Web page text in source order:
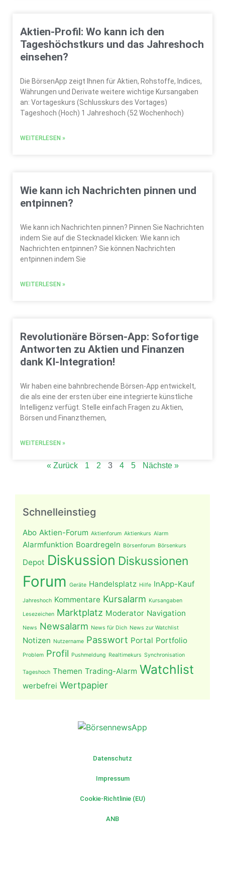
Aktien-Profil: Wo kann ich den
Tageshöchstkurs und das Jahreshoch
einsehen?
Die BörsenApp zeigt Ihnen für Aktien, Rohstoffe, Indices,
Währungen und Derivate weitere wichtige Kursangaben
an: Vortageskurs (Schlusskurs des Vortages)
Tageshoch (Hoch) 1 Jahreshoch (52 Wochenhoch)
WEITERLESEN »
Wie kann ich Nachrichten pinnen und
entpinnen?
Wie kann ich Nachrichten pinnen? Pinnen Sie Nachrichten
indem Sie auf die Stecknadel klicken: Wie kann ich
Nachrichten entpinnen? Sie können Nachrichten
entpinnen indem Sie
WEITERLESEN »
Revolutionäre Börsen-App: Sofortige
Antworten zu Aktien und Finanzen
dank KI-Integration!
Wir haben eine bahnbrechende Börsen-App entwickelt,
die als eine der ersten über eine integrierte künstliche
Intelligenz verfügt. Stelle einfach Fragen zu Aktien,
Börsen und Finanzthemen,
WEITERLESEN »
« Zurück 1 2 3 4 5 Nächste »
Schnelleinstieg
Abo Aktien-Forum Aktienforum Aktienkurs Alarm
Alarmfunktion Boardregeln Börsenforum Börsenkurs
Depot Diskussion Diskussionen
Forum Geräte Handelsplatz Hilfe InApp-Kauf
Jahreshoch Kommentare Kursalarm Kursangaben
Lesezeichen Marktplatz Moderator Navigation
News Newsalarm News für Dich News zur Watchlist
Notizen Nutzername Passwort Portal Portfolio
Problem Profil Pushmeldung Realtimekurs Synchronisation
Tageshoch Themen Trading-Alarm Watchlist
werbefrei Wertpapier
Datenschutz
Impressum
Cookie-Richtlinie (EU)
ANB